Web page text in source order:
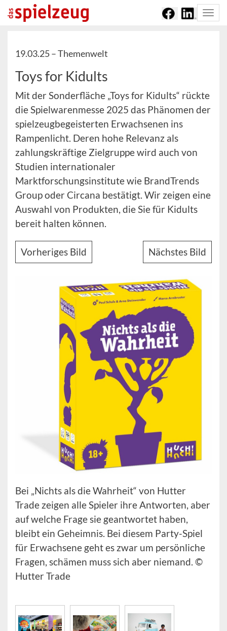
19.03.25 –Themenwelt
Toys for Kidults
Mit der Sonderfläche „Toys for Kidults“ rückte
die Spielwarenmesse 2025 das Phänomen der
spielzeugbegeisterten Erwachsenen ins
Rampenlicht. Deren hohe Relevanz als
zahlungskräftige Zielgruppe wird auch von
Studien internationaler
Marktforschungsinstitute wie BrandTrends
Group oder Circana bestätigt. Wir zeigen eine
Auswahl von Produkten, die Sie für Kidults
bereit halten können.
Vorheriges Bild Nächstes Bild
Bei „Nichts als die Wahrheit“ von Hutter
Trade zeigen alle Spieler ihre Antworten, aber
auf welche Frage sie geantwortet haben,
bleibt ein Geheimnis. Bei diesem Party-Spiel
für Erwachsene geht es zwar um persönliche
Fragen, schämen muss sich aber niemand. ©
Hutter Trade